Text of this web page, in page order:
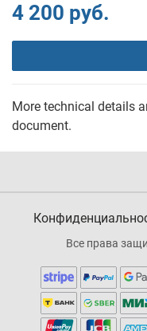
4 200 руб.
More technical details
document.
Все права